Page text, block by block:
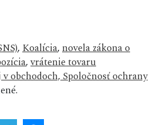
,Koalícia,novela zákona o
,vrátenie tovaru
obchodoch, Spoločnosť ochrany